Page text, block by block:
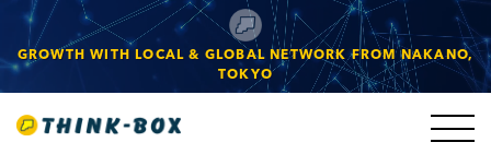
GROWTH WITH LOCAL & GLOBAL NETWORK FROM NAKANO,
TOKYO